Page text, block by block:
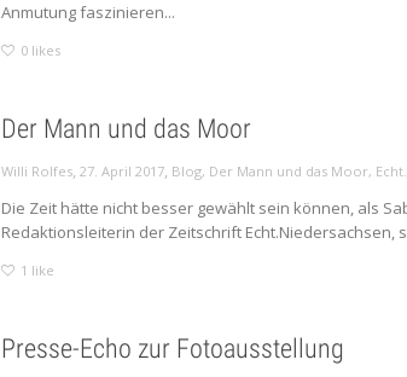
Anmutung faszinieren...
0 likes
Der Mann und das Moor
Willi Rolfes,27. April 2017, Blog, Der Mann und das Moor,
Die Zeit hätte nicht besser gewählt sein können, als
Redaktionsleiterin der Zeitschrift Echt.Niedersachsen,
1 like
Presse-Echo zur Fotoausstellung